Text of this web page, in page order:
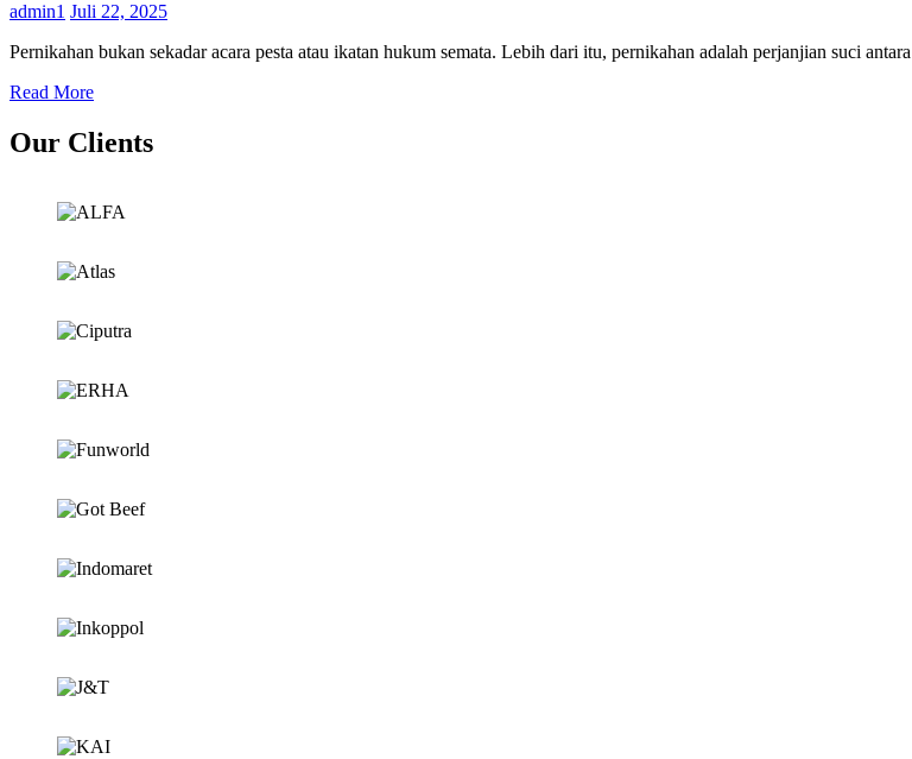
admin1 Juli 22, 2025
Pernikahan bukan sekadar acara pesta atau ikatan hukum semata. Lebih dari itu, pernikahan adalah perjanjian suci antara
Read More
Our Clients